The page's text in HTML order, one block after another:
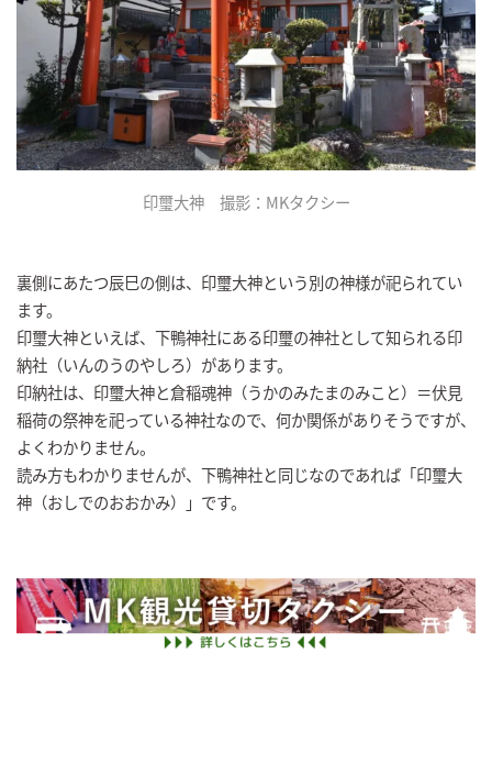
印璽大神 撮影：MKタクシー
裏側にあたつ辰巳の側は、印璽大神という別の神様が祀られてい
ます。
印璽大神といえば、下鴨神社にある印璽の神社として知られる印
納社（いんのうのやしろ）があります。
印納社は、印璽大神と倉稲魂神（うかのみたまのみこと）＝伏見
稲荷の祭神を祀っている神社なので、何か関係がありそうですが、
よくわかりません。
読み方もわかりませんが、下鴨神社と同じなのであれば「印璽大
神（おしでのおおかみ）」です。